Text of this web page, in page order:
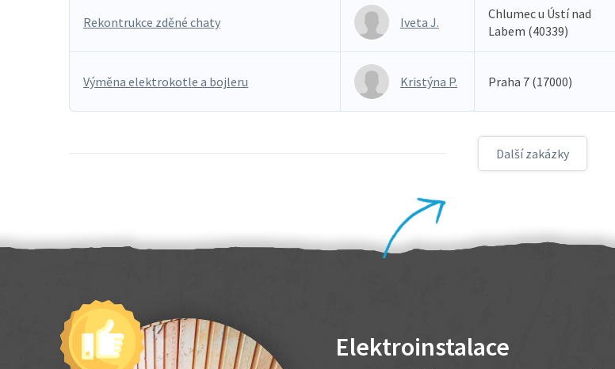
Rekontrukce zděné chaty Iveta J.
Chlumec u Ústí nad
Labem (40339)
Výměna elektrokotle a bojleru Kristýna P. Praha 7 (17000)
Další zakázky
Elektroinstalace